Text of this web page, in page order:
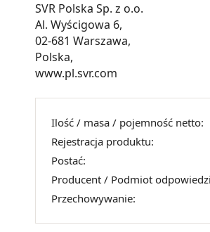
SVR Polska Sp. z o.o.
Al. Wyścigowa 6,
02-681 Warszawa,
Polska,
www.pl.svr.com
Ilość / masa / pojemność netto:
Rejestracja produktu:
Postać:
Producent / Podmiot
Przechowywanie: